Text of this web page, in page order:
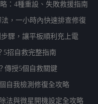
：4種重設、失敗救援指南
，一小時內快速排查修復
驟，讓平板順利充上電
5招自救完整指南
傳授5個自救關鍵
自我檢測修復全攻略
法與微星開機設定全攻略